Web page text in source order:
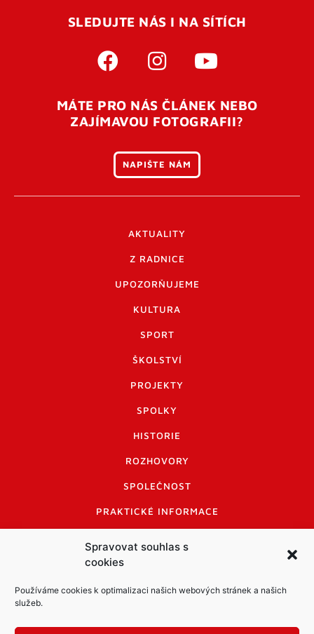
Spravovat souhlas s
cookies
Používáme cookies k optimalizaci našich webových stránek a našich
služeb.
SLEDUJTE NÁS I NA SÍTÍCH
MÁTE PRO NÁS ČLÁNEK NEBO
ZAJÍMAVOU FOTOGRAFII?
NAPIŠTE NÁM
AKTUALITY
Z RADNICE
UPOZORŇUJEME
KULTURA
SPORT
ŠKOLSTVÍ
PROJEKTY
SPOLKY
HISTORIE
ROZHOVORY
SPOLEČNOST
PRAKTICKÉ INFORMACE
INFORMACE A KODEX DISKUTUJÍCÍCH
LOGO A LOGO MANUÁL